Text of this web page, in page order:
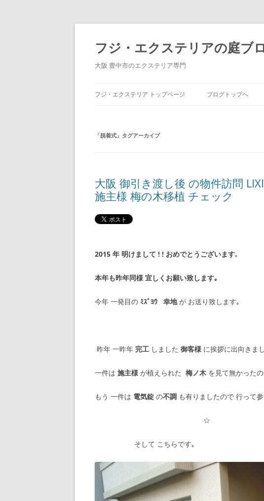
コ
ン
ツ
へ
ス
フジ・エクステリアの庭ブ
大阪 豊中市のエクステリア専門
フジ・エクステリア トップページ ブログトップへ
「脱着式 」タグアーカイブ
大阪 御引き渡し後 の物件訪問
施主様 梅の木移植 チェック
2015 年 明けまして ! ! おめでとうございます｡
本年も昨年同様 宜しくお願い致します｡
今年 一発目の ﾐｽﾞﾖｳ 幸地が お送り致します｡
昨年 一昨年 完工 しました 御客様 に挨拶に出向きま
一件は 施主様 が植えられた 梅ノ木 を見て無かった
もう 一件は 電気錠 の不調 も有りましたので 行って
☆
そして こちらです｡